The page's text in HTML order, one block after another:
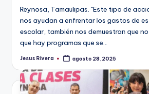
Reynosa, Tamaulipas. "Este tipo de
nos ayudan a enfrentar los gastos de
escolar, también nos demuestran que
que hay programas que se…
Publicado
Jesus Rivera agosto 28, 2025